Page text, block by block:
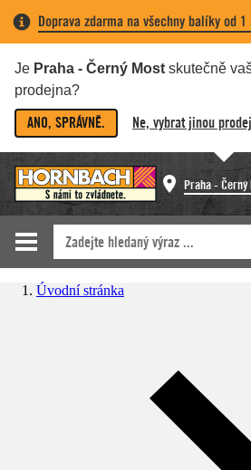
Doprava zdarma na všechny balíky od 1
Je Praha - Černý Most skutečně
prodejna?
ANO, SPRÁVNĚ. Ne, vybrat jinou
Praha - Černý
Úvodní stránka